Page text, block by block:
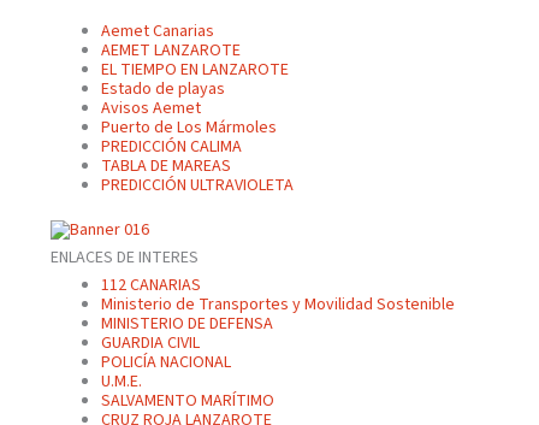
Aemet Canarias
AEMET LANZAROTE
EL TIEMPO EN LANZAROTE
Estado de playas
Avisos Aemet
Puerto de Los Mármoles
PREDICCIÓN CALIMA
TABLA DE MAREAS
PREDICCIÓN ULTRAVIOLETA
ENLACES DE INTERES
112 CANARIAS
Ministerio de Transportes y Movilidad Sostenible
MINISTERIO DE DEFENSA
GUARDIA CIVIL
POLICÍA NACIONAL
U.M.E.
SALVAMENTO MARÍTIMO